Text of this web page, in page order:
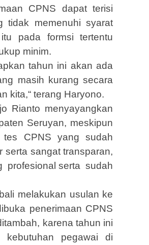
CPNS dapat terisi
tidak memenuhi syarat
pada formsi tertentu
minim.
tahun ini akan ada
masih kurang secara
kita,“ terang Haryono.
Rianto menyayangkan
Seruyan, meskipun
tes CPNS yang sudah
serta sangat transparan,
profesional serta sudah
melakukan usulan ke
penerimaan CPNS
karena tahun ini
kebutuhan pegawai di